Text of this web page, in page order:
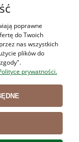
poprawne
do Twoich
nas wszystkich
plików do
prywatności.